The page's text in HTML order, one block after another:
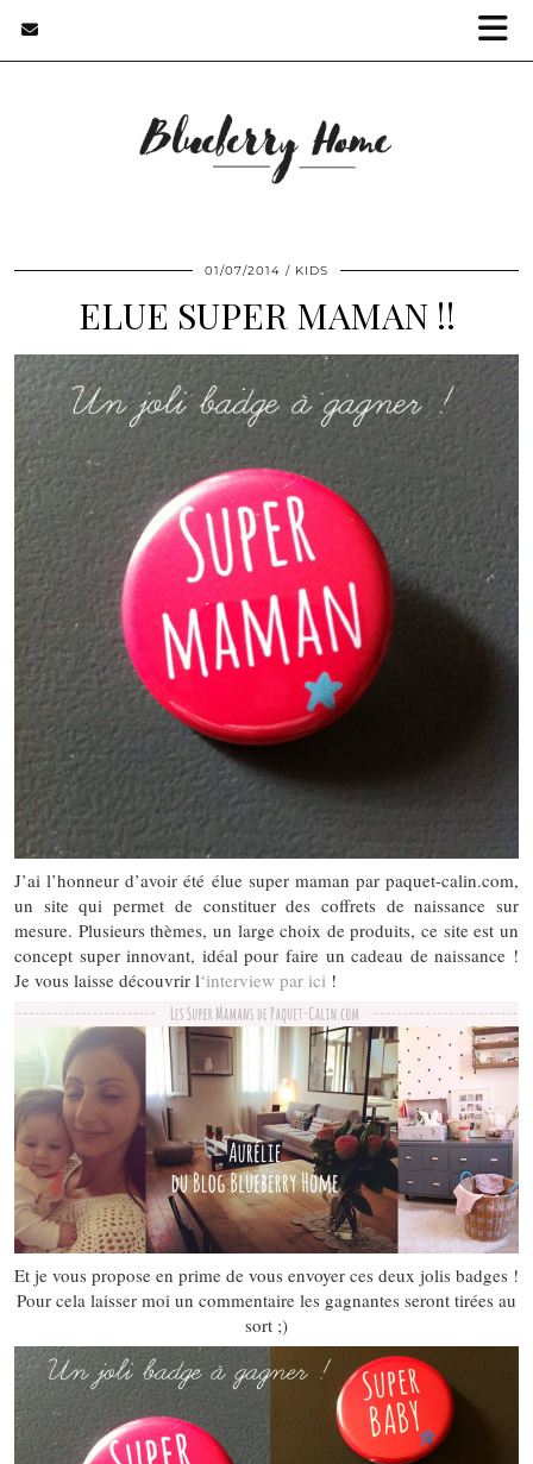
01/07/2014 KIDS
ELUE SUPER MAMAN !!
J’ai l’honneur d’avoir été élue super maman par paquet-calin.com,
un site qui permet de constituer des coffrets de naissance sur
mesure. Plusieurs thèmes, un large choix de produits, ce site est un
concept super innovant, idéal pour faire un cadeau de naissance !
Je vous laisse découvrir l‘interview par ici !
Et je vous propose en prime de vous envoyer ces deux jolis badges !
Pour cela laisser moi un commentaire les gagnantes seront tirées au
sort ;)